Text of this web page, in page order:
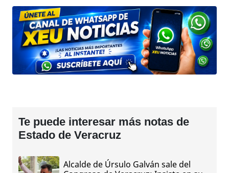
Te puede interesar más notas de
Estado de Veracruz
Alcalde de Úrsulo Galván sale del